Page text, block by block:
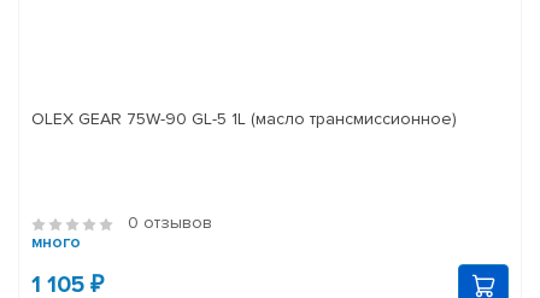
OLEX GEAR 75W-90 GL-5 1L (масло трансмиссионное)
0 отзывов
много
1 105 ₽